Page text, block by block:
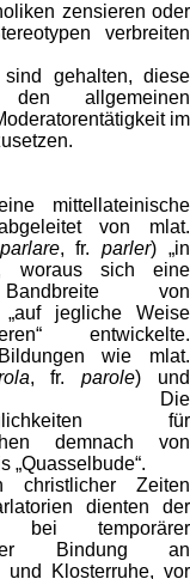
zensieren oder
verbreiten
sind gehalten, diese
allgemeinen
im
mittellateinische
von mlat.
parlare, fr.parler) „in
woraus sich eine
von
„auf jegliche Weise
entwickelte.
wie mlat.
, fr.parole) und
Die
für
demnach von
„Quasselbude“.
Zeiten
dienten der
bei temporärer
Bindung an
und Klosterruhe, vor